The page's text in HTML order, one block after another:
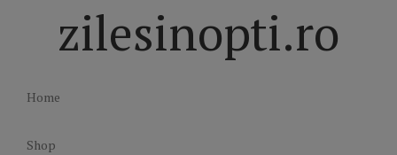
zilesinopti.ro
Home
Shop